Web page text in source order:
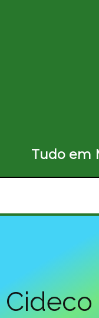
Tudo em
Cideco